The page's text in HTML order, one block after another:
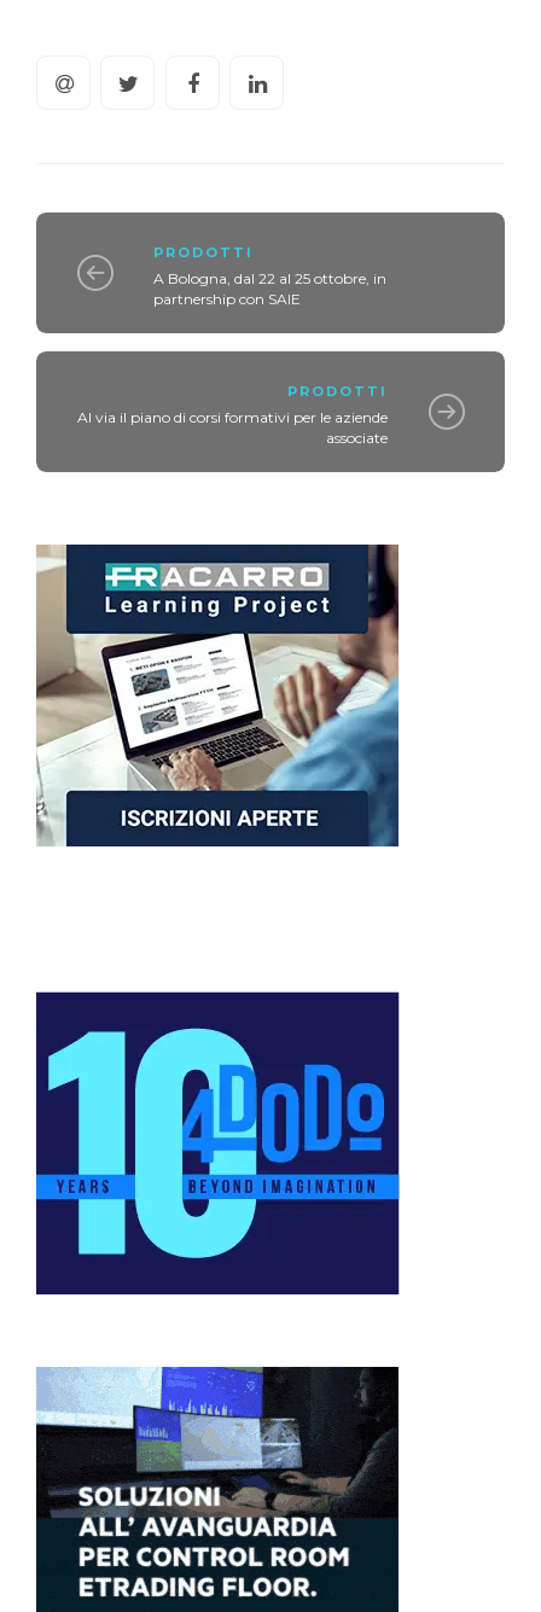
PRODOTTI
A Bologna, dal 22 al 25 ottobre, in
partnership con SAIE
PRODOTTI
Al via il piano di corsi formativi per le aziende
associate